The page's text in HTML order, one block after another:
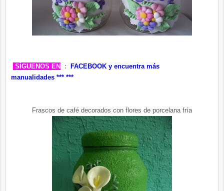
SÍGUENOS EN : FACEBOOK y encuentra más
manualidades *** ***
Frascos de café decorados con flores de porcelana fría